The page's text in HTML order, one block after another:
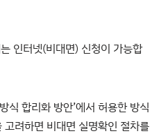
인터넷(비대면) 신청이 가능합
합리화 방안’에서 허용한 방식
려하면 비대면 실명확인 절차를